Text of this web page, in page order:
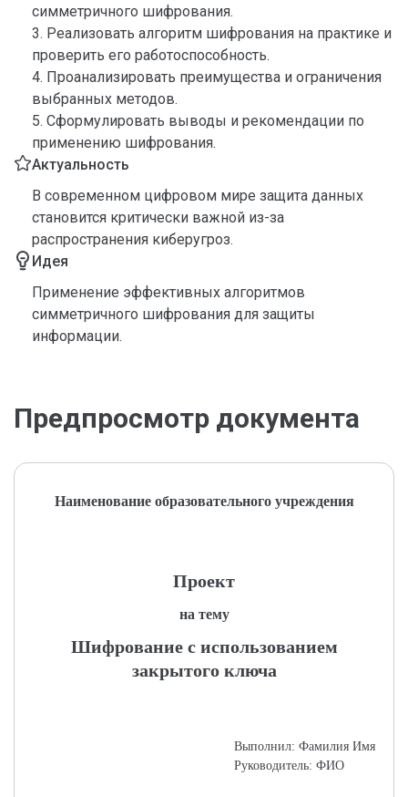
симметричного шифрования.
3. Реализовать алгоритм шифрования на практике и
проверить его работоспособность.
4. Проанализировать преимущества и ограничения
выбранных методов.
5. Сформулировать выводы и рекомендации по
применению шифрования.
Актуальность
В современном цифровом мире защита данных
становится критически важной из-за
распространения киберугроз.
Идея
Применение эффективных алгоритмов
симметричного шифрования для защиты
информации.
Предпросмотр документа
Наименование образовательного учреждения
Проект
на тему
Шифрование с использованием
закрытого ключа
Выполнил: Фамилия Имя
Руководитель: ФИО